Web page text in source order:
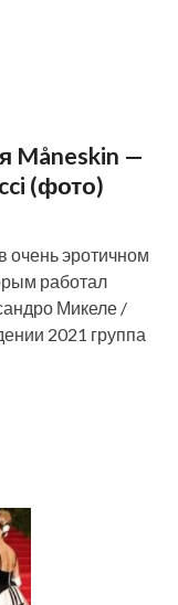
Måneskin —
(фото)
очень эротичном
работал
Микеле /
2021 группа